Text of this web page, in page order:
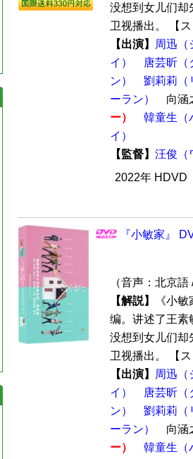
没想到女儿们却
卫视播出。 【
【出演】
周迅（
イ）
唐芸昕（
ン）
劉莉莉（
ーラン）
向
ー）
韓童生（
イ）
【監督】 汪俊（
2022年 HDVD
『小敏家』
（音声：北京
【解説】
《小
编。讲述了王素
没想到女儿们却
卫视播出。 【
【出演】
周迅（
イ）
唐芸昕（
ン）
劉莉莉（
ーラン）
向
ー）
韓童生（